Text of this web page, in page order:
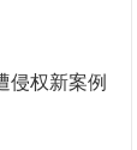
侵权新案例